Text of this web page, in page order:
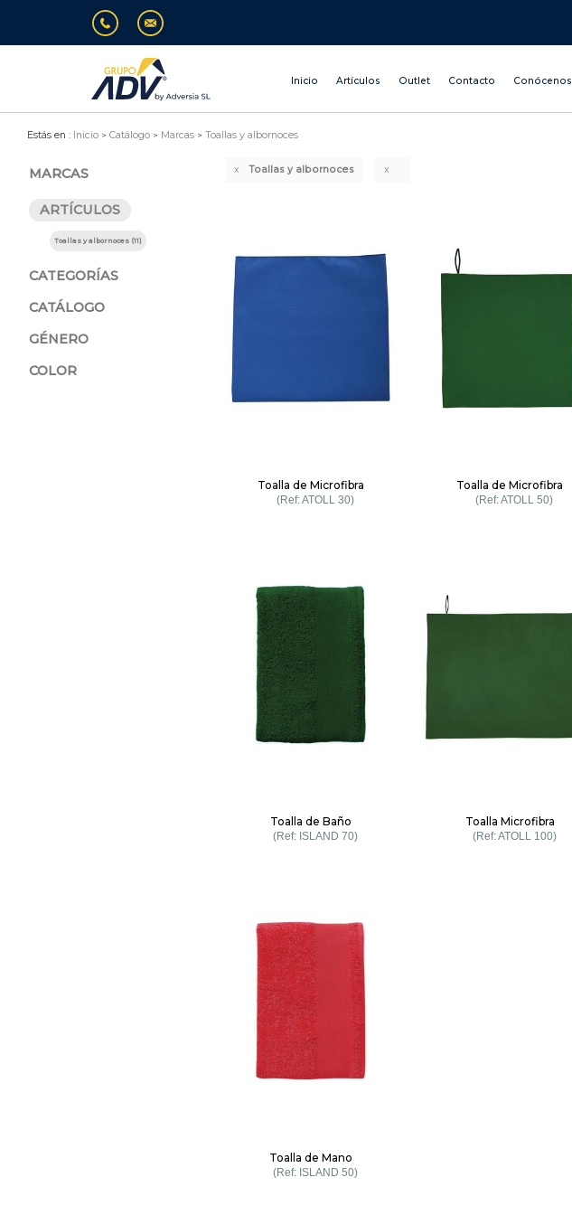
Inicio Artículos Outlet Contacto Conócenos
Estás en : Inicio Catálogo Marcas Toallas y albornoces
MARCAS
ARTÍCULOS
Toallas y albornoces (11)
CATEGORÍAS
CATÁLOGO
GÉNERO
COLOR
Toallas y albornoces
Toalla de Microfibra
ATOLL 30
Toalla de Microfibra
ATOLL 50
Toalla de Baño
ISLAND 70
Toalla Microfibra
ATOLL 100
Toalla de Mano
ISLAND 50